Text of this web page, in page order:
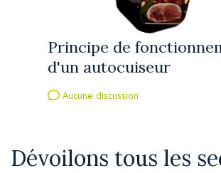
Principe de
d'un autocuiseur
Aucune discussion
Dévoilons tous les